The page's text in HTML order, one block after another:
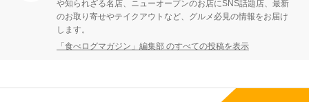
や知られざる名店、ニューオープンのお店にSNS話題店、最新
のお取り寄せやテイクアウトなど、グルメ必見の情報をお届け
します。
「食べログマガジン」編集部 のすべての投稿を表示